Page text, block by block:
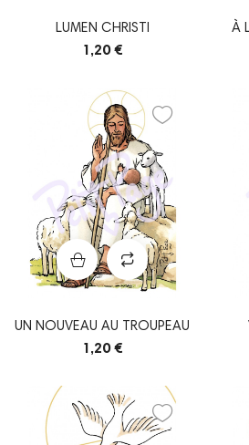
LUMEN CHRISTI
1,20 €
À
UN NOUVEAU AU TROUPEAU
1,20 €